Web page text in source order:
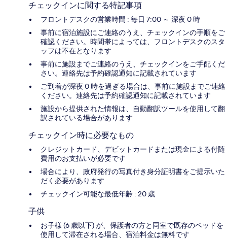
チェックインに関する特記事項
フロントデスクの営業時間 : 毎日 7:00 ～ 深夜 0 時
事前に宿泊施設にご連絡のうえ、チェックインの手順をご
確認ください。時間帯によっては、フロントデスクのスタ
ッフは不在となります
事前に施設までご連絡のうえ、チェックインをご手配くだ
さい。連絡先は予約確認通知に記載されています
ご到着が深夜 0 時を過ぎる場合は、事前に施設までご連絡
ください。連絡先は予約確認通知に記載されています
施設から提供された情報は、自動翻訳ツールを使用して翻
訳されている場合があります
チェックイン時に必要なもの
クレジットカード、デビットカードまたは現金による付随
費用のお支払いが必要です
場合により、政府発行の写真付き身分証明書をご提示いた
だく必要があります
チェックイン可能な最低年齢 : 20 歳
子供
お子様 (6 歳以下) が、保護者の方と同室で既存のベッドを
使用して滞在される場合、宿泊料金は無料です